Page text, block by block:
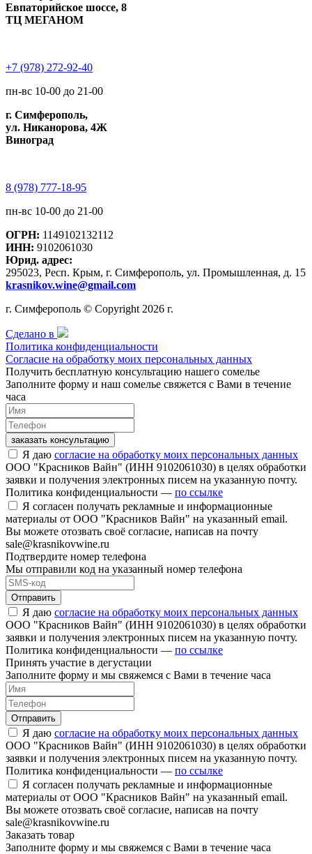
Евпаторийское шоссе, 8
ТЦ МЕГАНОМ
+7 (978) 272-92-40
пн-вс 10-00 до 21-00
г. Симферополь,
ул. Никанорова, 4Ж
Виноград
8 (978) 777-18-95
пн-вс 10-00 до 21-00
ОГРН: 1149102132112
ИНН: 9102061030
Юрид. адрес:
295023, Респ. Крым, г. Симферополь, ул. Промышленная, д. 15
krasnikov.wine@gmail.com
г. Симферополь © Copyright 2026 г.
Сделано в
Политика конфиденциальности
Согласие на обработку моих персональных данных
Получить бесплатную консультацию нашего сомелье
Заполните форму и наш сомелье свяжется с Вами в течение
часа
заказать консультацию
Я даю согласие на обработку моих персональных данных
ООО "Красников Вайн" (ИНН 9102061030) в целях обработки
заявки и получения электронных писем на указанную почту.
Политика конфиденциальности — по ссылке
Я согласен получать рекламные и информационные
материалы от ООО "Красников Вайн" на указанный email.
Вы можете отозвать своё согласие, написав на почту
sale@krasnikovwine.ru
Подтвердите номер телефона
Мы отправили код на указанный номер телефона
Отправить
Я даю согласие на обработку моих персональных данных
ООО "Красников Вайн" (ИНН 9102061030) в целях обработки
заявки и получения электронных писем на указанную почту.
Политика конфиденциальности — по ссылке
Принять участие в дегустации
Заполните форму и мы свяжемся с Вами в течение часа
Отправить
Я даю согласие на обработку моих персональных данных
ООО "Красников Вайн" (ИНН 9102061030) в целях обработки
заявки и получения электронных писем на указанную почту.
Политика конфиденциальности — по ссылке
Я согласен получать рекламные и информационные
материалы от ООО "Красников Вайн" на указанный email.
Вы можете отозвать своё согласие, написав на почту
sale@krasnikovwine.ru
Заказать товар
Заполните форму и мы свяжемся с Вами в течение часа